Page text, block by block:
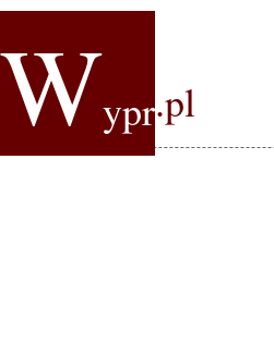
Wypr.pl